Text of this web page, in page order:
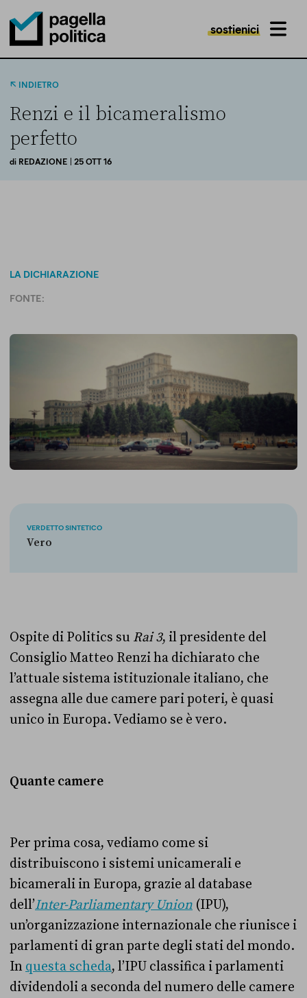
Pagella Politica Logo
sostienici MENU
INDIETRO
Renzi e il bicameralismo
perfetto
di REDAZIONE | 25 OTT 16
LA DICHIARAZIONE
FONTE:
VERDETTO SINTETICO
Vero
Ospite di Politics su Rai 3, il presidente del
Consiglio Matteo Renzi ha dichiarato che
l’attuale sistema istituzionale italiano, che
assegna alle due camere pari poteri, è quasi
unico in Europa. Vediamo se è vero.
Quante camere
Per prima cosa, vediamo come si
distribuiscono i sistemi unicamerali e
bicamerali in Europa, grazie al database
dell’Inter-Parliamentary Union (IPU),
un’organizzazione internazionale che riunisce i
parlamenti di gran parte degli stati del mondo.
In questa scheda, l’IPU classifica i parlamenti
dividendoli a seconda del numero delle camere